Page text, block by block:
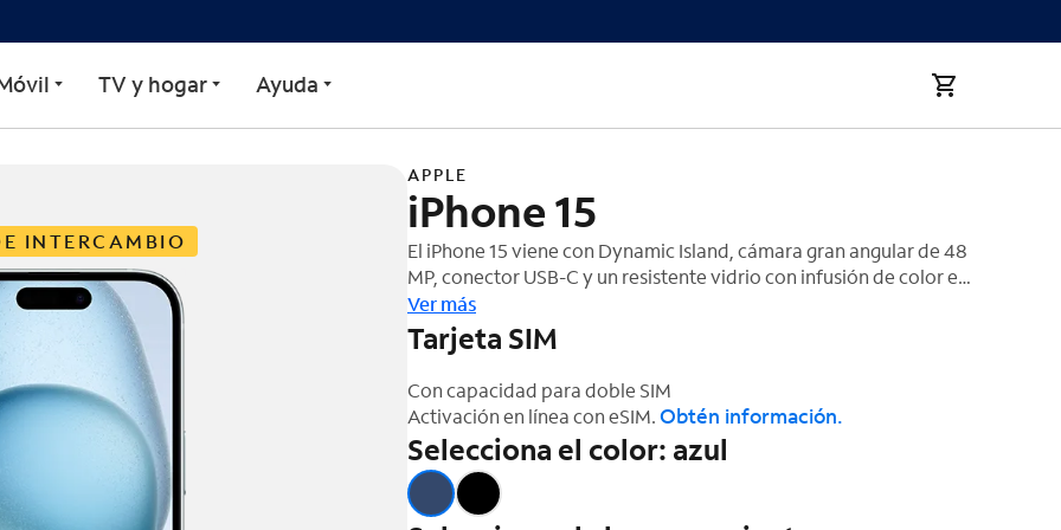
TV y hogar Ayuda
INTERCAMBIO
APPLE
iPhone 15
El iPhone 15 viene con Dynamic Island, cámara gran angular de 48
MP, conector USB-C y un resistente vidrio con infusión de color en
un diseño de aluminio.
Ver más
Tarjeta SIM
Con capacidad para doble SIM
Activación en línea con eSIM.Obtén información.
Selecciona el color: azul